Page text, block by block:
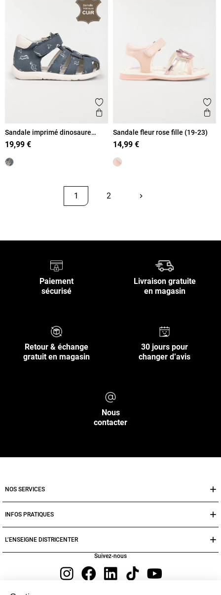
Ajouter aux favoris
Aperçu rapide
Sandale imprimé dinosaure
garçon (18-23)
19,99 €
Sandale fleur rose fille (19-23)
14,99 €
1 2 keyboard_arrow_rightSuivant
Paiement
sécurisé
Livraison gratuite
en magasin
Retour & échange
gratuit en magasin
30 jours pour
changer d’avis
Nous
contacter
NOS SERVICES
INFOS PRATIQUES
L’ENSEIGNE DISTRICENTER
Suivez-nous